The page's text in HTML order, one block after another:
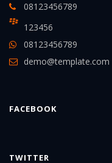
08123456789
123456
08123456789
demo@template.com
FACEBOOK
TWITTER